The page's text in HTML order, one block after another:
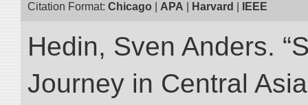
Citation Format: Chicago APA Harvard IEEE
Hedin, Sven Anders.
Journey in Central